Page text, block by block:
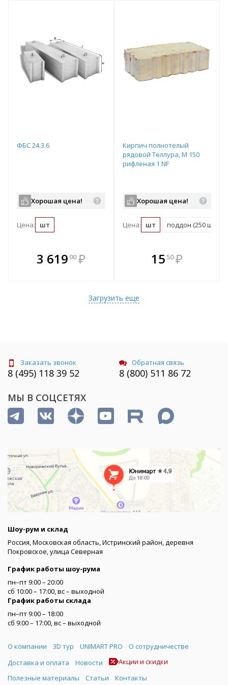
ФБС 24.3.6
Хорошая цена!
Цена: шт
3 619 00 ₽
В комплекте
всегда выгоднее!
Кирпич полнотелый
рядовой Теллура, М 150
рифленая 1 NF
Хорошая цена!
Цена: шт поддон (250 шт)
В комплекте
всегда выгоднее!
1550 ₽
Загрузить еще
Заказать звонок
8 (495) 118 39 52
Обратная связь
8 (800) 511 86 72
МЫ В СОЦСЕТЯХ
Шоу-рум и склад
Россия, Московская область, Истринский район, деревня
Покровское, улица Северная
График работы шоу-рума
пн–пт 9:00 – 20:00
сб 10:00 – 17:00, вс – выходной
График работы склада
пн–пт 9:00 – 18:00
сб 9:00 – 17:00, вс – выходной
Меню
О компании 3D тур UNIMART PRO
О сотрудничестве
Доставка и оплата
Новости
Акции и скидки
Полезные материалы
Статьи Контакты